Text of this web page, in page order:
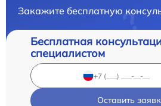
Закажите бесплатную
Бесплатная
специалистом
Оставить